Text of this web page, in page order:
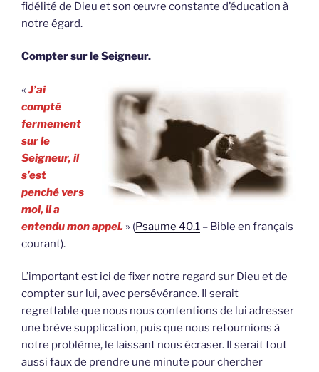
fidélité de Dieu et son œuvre constante d’éducation à
notre égard.
Compter sur le Seigneur.
« J’ai
compté
fermement
sur le
Seigneur, il
s’est
penché vers
moi, il a
entendu mon appel. » (Psaume 40.1 – Bible en français
courant).
L’important est ici de fixer notre regard sur Dieu et de
compter sur lui, avec persévérance. Il serait
regrettable que nous nous contentions de lui adresser
une brève supplication, puis que nous retournions à
notre problème, le laissant nous écraser. Il serait tout
aussi faux de prendre une minute pour chercher